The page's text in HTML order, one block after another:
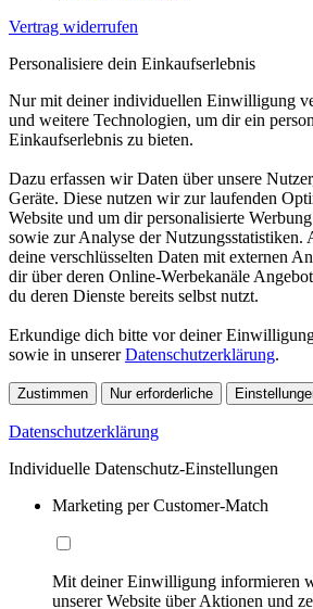
Vertrag widerrufen
Personalisiere dein Einkaufserlebnis
Nur mit deiner individuellen Einwilligung
und weitere Technologien, um dir ein
Einkaufserlebnis zu bieten.
Dazu erfassen wir Daten über unsere
Geräte. Diese nutzen wir zur laufenden
Website und um dir personalisierte
sowie zur Analyse der Nutzungsstatistiken.
deine verschlüsselten Daten mit externen
dir über deren Online-Werbekanäle
du deren Dienste bereits selbst nutzt.
Erkundige dich bitte vor deiner
sowie in unsererDatenschutzerklärung.
Zustimmen Nur erforderliche
Datenschutzerklärung
Individuelle Datenschutz-Einstellungen
Marketing per Customer-Match
Mit deiner Einwilligung informieren
unserer Website über Aktionen und